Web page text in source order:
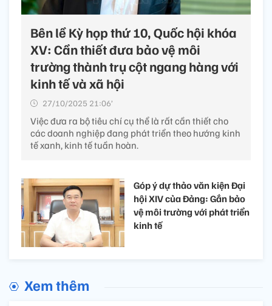
Bên lề Kỳ họp thứ 10, Quốc hội khóa
XV: Cần thiết đưa bảo vệ môi
trường thành trụ cột ngang hàng với
kinh tế và xã hội
27/10/2025 21:06’
Việc đưa ra bộ tiêu chí cụ thể là rất cần thiết cho
các doanh nghiệp đang phát triển theo hướng kinh
tế xanh, kinh tế tuần hoàn.
Góp ý dự thảo văn kiện Đại
hội XIV của Đảng: Gắn bảo
vệ môi trường với phát triển
kinh tế
Xem thêm